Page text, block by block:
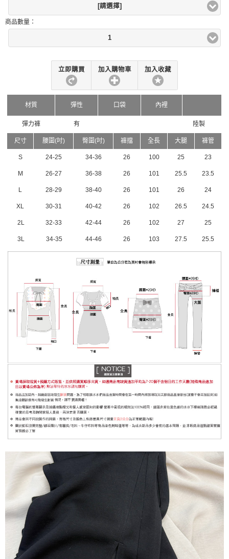
[請選擇]
商品數量：
1
立即購買 加入購物車 加入收藏
材質 彈性 口袋 內裡
彈力褲 有 陸製
尺寸 腰圍(吋) 臀圍(吋) 褲擋 全長 大腿 褲管
S 24-25 34-36 26 100 25 23
M 26-27 36-38 26 101 25.5 23.5
L 28-29 38-40 26 101 26 24
XL 30-31 40-42 26 102 26.5 24.5
2L 32-33 42-44 26 102 27 25
3L 34-35 44-46 26 103 27.5 25.5